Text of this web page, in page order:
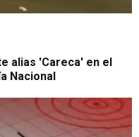
alias 'Careca' en el
Nacional